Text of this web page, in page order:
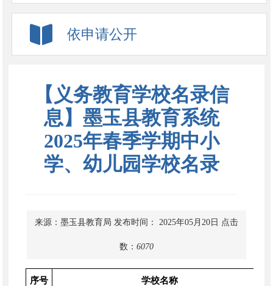
依申请公开
【义务教育学校名录信
息】墨玉县教育系统
2025年春季学期中小
学、幼儿园学校名录
来源：墨玉县教育局 发布时间： 2025年05月20日 点击
数： 6070
序号 学校名称